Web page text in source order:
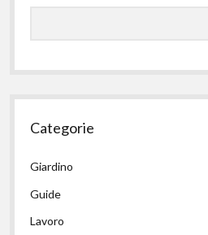
Categorie
Giardino
Guide
Lavoro